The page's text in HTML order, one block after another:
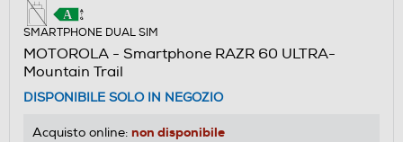
SMARTPHONE DUAL SIM
MOTOROLA - Smartphone RAZR 60 ULTRA-
Mountain Trail
DISPONIBILE SOLO IN NEGOZIO
Acquisto online: non disponibile